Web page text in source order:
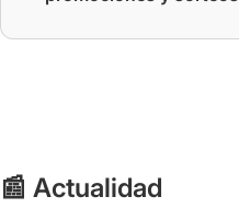
📰 Actualidad